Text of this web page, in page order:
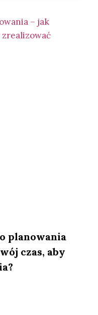
planowania
czas, aby